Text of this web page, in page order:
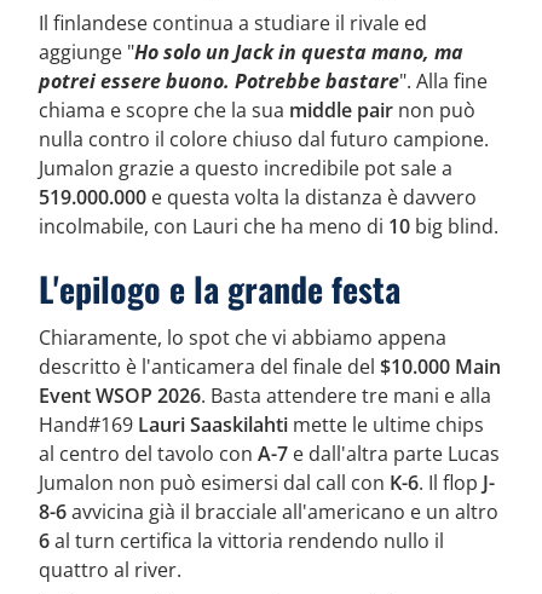
Il finlandese continua a studiare il rivale ed
aggiunge "Ho solo un Jack in questa mano, ma
potrei essere buono. Potrebbe bastare". Alla fine
chiama e scopre che la sua middle pair non può
nulla contro il colore chiuso dal futuro campione.
Jumalon grazie a questo incredibile pot sale a
519.000.000 e questa volta la distanza è davvero
incolmabile, con Lauri che ha meno di 10 big blind.
L'epilogo e la grande festa
Chiaramente, lo spot che vi abbiamo appena
descritto è l'anticamera del finale del $10.000 Main
Event WSOP 2026. Basta attendere tre mani e alla
Hand#169 Lauri Saaskilahti mette le ultime chips
al centro del tavolo con A-7 e dall'altra parte Lucas
Jumalon non può esimersi dal call con K-6. Il flop J-
8-6avvicina già il bracciale all'americano e un altro
6al turn certifica la vittoria rendendo nullo il
quattro al river.